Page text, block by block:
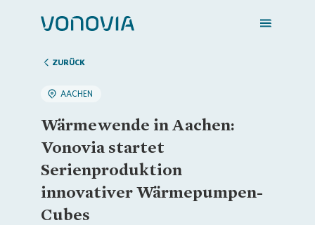
Zuhause finden
Mein Zuhause
Meine Stadt
ZURÜCK
AACHEN
Wärmewende in Aachen:
Vonovia startet
Serienproduktion
innovativer Wärmepumpen-
Cubes